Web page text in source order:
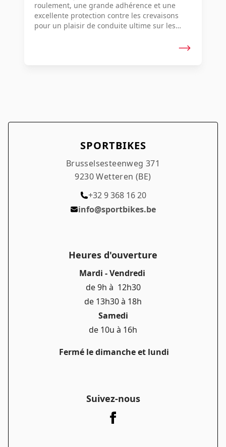
roulement, une grande adhérence et une
excellente protection contre les crevaisons
pour un plaisir de conduite ultime sur les
SPORTBIKES
Brusselsesteenweg 371
9230 Wetteren (BE)
+32 9 368 16 20
info@sportbikes.be
Heures d'ouverture
Mardi - Vendredi
de 9h à 12h30
de 13h30 à 18h
Samedi
de 10u à 16h
Fermé le dimanche et lundi
Suivez-nous